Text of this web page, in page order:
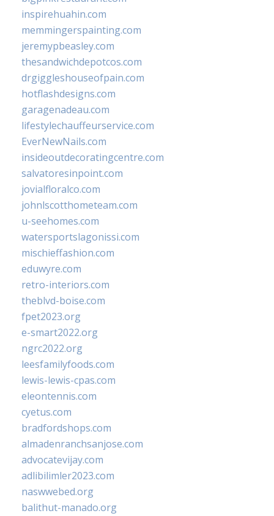
inspirehuahin.com
memmingerspainting.com
jeremypbeasley.com
thesandwichdepotcos.com
drgiggleshouseofpain.com
hotflashdesigns.com
garagenadeau.com
lifestylechauffeurservice.com
EverNewNails.com
insideoutdecoratingcentre.com
salvatoresinpoint.com
jovialfloralco.com
johnlscotthometeam.com
u-seehomes.com
watersportslagonissi.com
mischieffashion.com
eduwyre.com
retro-interiors.com
theblvd-boise.com
fpet2023.org
e-smart2022.org
ngrc2022.org
leesfamilyfoods.com
lewis-lewis-cpas.com
eleontennis.com
cyetus.com
bradfordshops.com
almadenranchsanjose.com
advocatevijay.com
adlibilimler2023.com
naswwebed.org
balithut-manado.org